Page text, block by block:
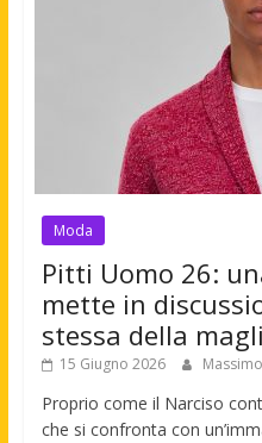
Moda
Pitti Uomo 26:
mette in
stessa della
15 Giugno 2026
Proprio come il Narciso
che si confronta con